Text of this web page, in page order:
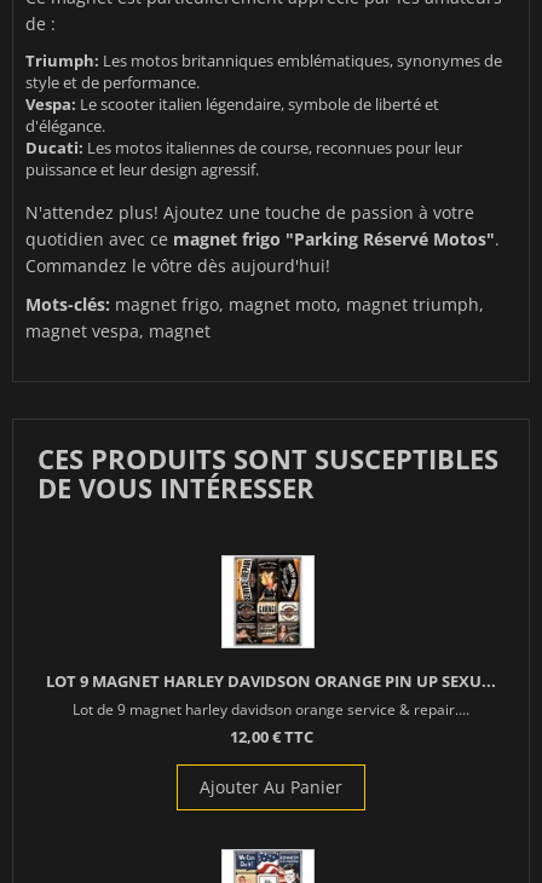
de :
Triumph: Les motos britanniques emblématiques, synonymes de
style et de performance.
Vespa: Le scooter italien légendaire, symbole de liberté et
d'élégance.
Ducati: Les motos italiennes de course, reconnues pour leur
puissance et leur design agressif.
N'attendez plus! Ajoutez une touche de passion à votre
quotidien avec ce magnet frigo "Parking Réservé Motos".
Commandez le vôtre dès aujourd'hui!
Mots-clés: magnet frigo, magnet moto, magnet triumph,
magnet vespa, magnet
CES PRODUITS SONT SUSCEPTIBLES
DE VOUS INTÉRESSER
LOT 9 MAGNET HARLEY DAVIDSON ORANGE PIN UP SEXU...
Lot de 9 magnet harley davidson orange service & repair....
12,00 € TTC
Ajouter Au Panier